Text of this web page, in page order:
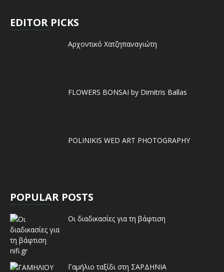
EDITOR PICKS
Αρχοντικό Χατζηπαναγιώτη
FLOWERS BONSAI by Dimitris Ballas
POLINIKIS WED ART PHOTOGRAPHY
POPULAR POSTS
Οι διαδικασίες για τη βάφτιση
Γαμήλιο ταξίδι στη ΣΑΡΔΗΝΙΑ